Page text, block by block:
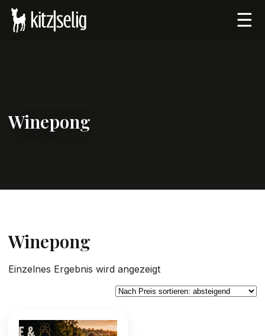
☰
Winepong
Winepong
Einzelnes Ergebnis wird angezeigt